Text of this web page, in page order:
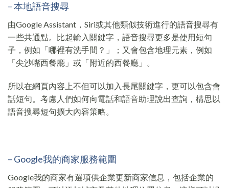
– 本地語音搜尋
由Google Assistant，Siri或其他類似技術進行的語音搜尋有
一些共通點。比起輸入關鍵字，語音搜尋更多是使用短句
子，例如「哪裡有洗手間？」；又會包含地理元素，例如
「尖沙嘴西餐廳」或「附近的西餐廳」。
所以在網頁內容上不但可以加入長尾關鍵字，更可以包含會
話短句。考慮人們如何向電話和語音助理說出查詢，構思以
語音搜尋短句擴大內容策略。
– Google我的商家服務範圍
Google我的商家有選項供企業更新商家信息，包括企業的